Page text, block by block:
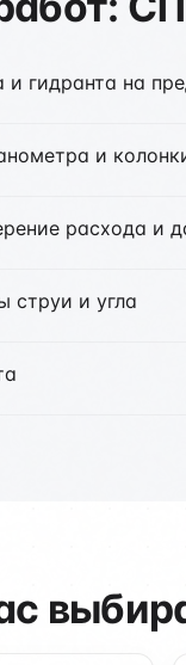
и гидранта на
и
расхода и
струи и угла